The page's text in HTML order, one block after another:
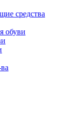
средства
обуви